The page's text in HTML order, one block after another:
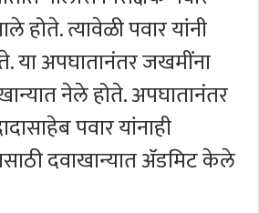
त्यावेळी पवार यांनी
या अपघातानंतर जखमींना
नेले होते. अपघातानंतर
पवार यांनाही
दवाखान्यात अ‍ॅडमिट केले